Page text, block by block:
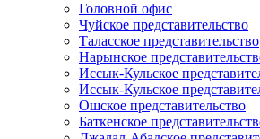
Головной офис
Чуйское представительство
Таласское представительство
Нарынское
Иссык-Кульское
Иссык-Кульское
Ошское представительство
Баткенское